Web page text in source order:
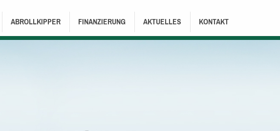
ABROLLKIPPER FINANZIERUNG AKTUELLES KONTAKT